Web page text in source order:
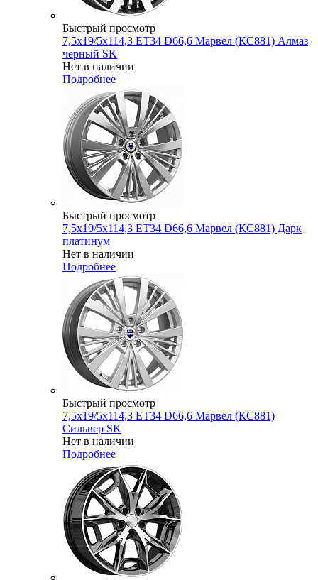
Быстрый просмотр
7,5x19/5x114,3 ET34 D66,6 Марвел (КС881) Алмаз
черный SK
Нет в наличии
Подробнее
Быстрый просмотр
7,5x19/5x114,3 ET34 D66,6 Марвел (КС881) Дарк
платинум
Нет в наличии
Подробнее
Быстрый просмотр
7,5x19/5x114,3 ET34 D66,6 Марвел (КС881)
Сильвер SK
Нет в наличии
Подробнее